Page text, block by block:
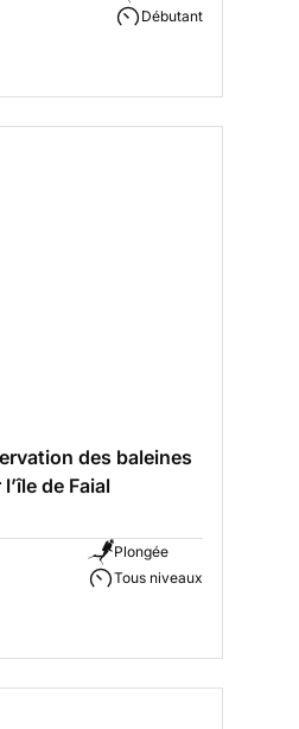
Débutant
des baleines
de Faial
Plongée
Tous niveaux